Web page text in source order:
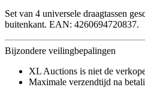
Set van 4 universele draagtassen
buitenkant. EAN: 4260694720837.
Bijzondere veilingbepalingen
XL Auctions is niet de
Maximale verzendtijd na